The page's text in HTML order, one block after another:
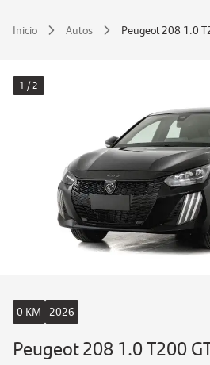
Inicio Autos Peugeot 208 1.0
1 / 2
0 KM 2026
Peugeot 208 1.0 T200